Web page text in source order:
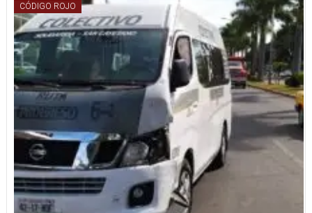
CÓDIGO ROJO